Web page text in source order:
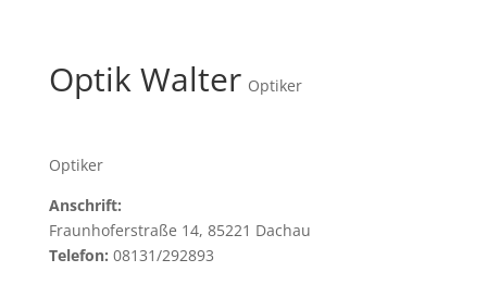
Optik Walter Optiker
Optiker
Anschrift:
Fraunhoferstraße 14, 85221 Dachau
Telefon: 08131/292893